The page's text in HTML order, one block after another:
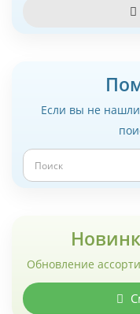
Если вы не нашли
Обновление